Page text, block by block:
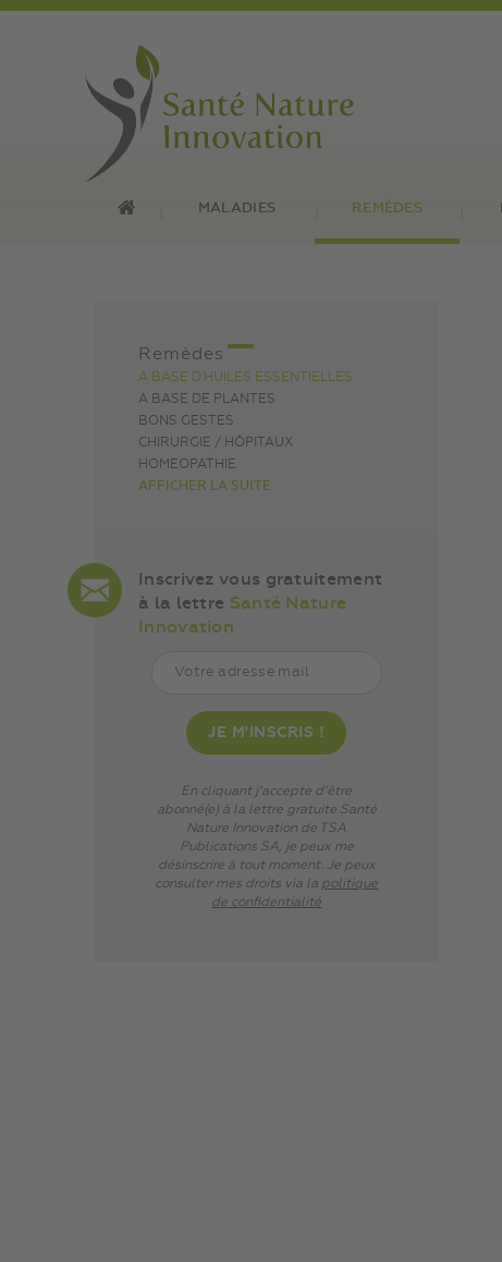
MALADIES REMÈDES
Remèdes
A BASE D'HUILES ESSENTIELLES
A BASE DE PLANTES
BONS GESTES
CHIRURGIE / HÔPITAUX
HOMEOPATHIE
AFFICHER LA SUITE
Inscrivez vous gratuitement
à la lettre Santé Nature
Innovation
En cliquant j’accepte d’être
abonné(e) à la lettre gratuite Santé
Nature Innovation de TSA
Publications SA, je peux me
désinscrire à tout moment. Je peux
consulter mes droits via la politique
de confidentialité